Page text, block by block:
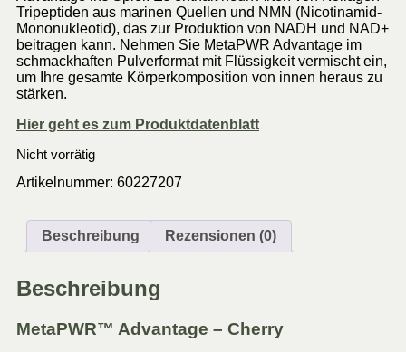
Tripeptiden aus marinen Quellen und NMN (Nicotinamid-
Mononukleotid), das zur Produktion von NADH und NAD+
beitragen kann. Nehmen Sie MetaPWR Advantage im
schmackhaften Pulverformat mit Flüssigkeit vermischt ein,
um Ihre gesamte Körperkomposition von innen heraus zu
stärken.
Hier geht es zum Produktdatenblatt
Nicht vorrätig
Artikelnummer: 60227207
Beschreibung Rezensionen (0)
Beschreibung
MetaPWR™ Advantage – Cherry